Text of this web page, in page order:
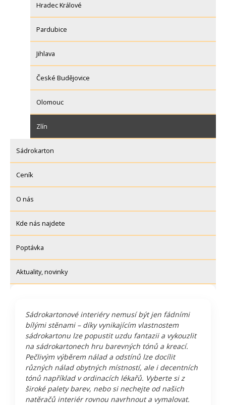
Hradec Králové
Pardubice
Jihlava
České Budějovice
Olomouc
Zlín
Sádrokarton
Ceník
O nás
Kde nás najdete
Poptávka
Aktuality, novinky
Sádrokartonové interiéry nemusí být jen fádními
bílými stěnami – díky vynikajícím vlastnostem
sádrokartonu lze popustit uzdu fantazii a vykouzlit
na sádrokartonech hru barevných tónů a kreací.
Pečlivým výběrem nálad a odstínů lze docílit
různých nálad obytných místností, ale i decentních
tónů například v ordinacích lékařů. Vyberte si z
široké palety barev, nebo si nechejte od našich
natěračů interiér rovnou navrhnout a vymalovat.